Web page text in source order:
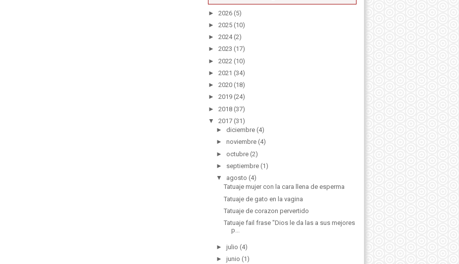
► 2026 (5)
► 2025 (10)
► 2024 (2)
► 2023 (17)
► 2022 (10)
► 2021 (34)
► 2020 (18)
► 2019 (24)
► 2018 (37)
▼
2017 (31)
► diciembre (4)
► noviembre (4)
► octubre (2)
► septiembre (1)
▼
agosto (4)
Tatuaje mujer con la cara llena de esperma
Tatuaje de gato en la vagina
Tatuaje de corazon pervertido
Tatuaje fail frase "Dios le da las a sus mejores
p...
► julio (4)
► junio (1)